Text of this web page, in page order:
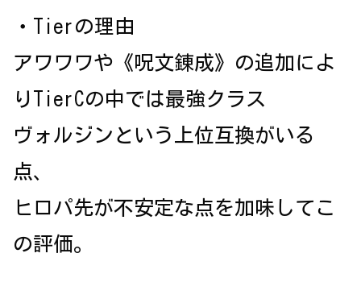
・Tierの理由
アワワワや《呪文錬成》の追加によ
りTierCの中では最強クラス
ヴォルジンという上位互換がいる
点、
ヒロパ先が不安定な点を加味してこ
の評価。